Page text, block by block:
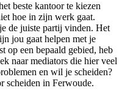
beste kantoor te kiezen
hoe in zijn werk gaat.
de juiste partij vinden. Het
jou gaat helpen met je
op een bepaald gebied, heb
naar mediators die hier veel
en wil je scheiden?
scheiden in Ferwoude.